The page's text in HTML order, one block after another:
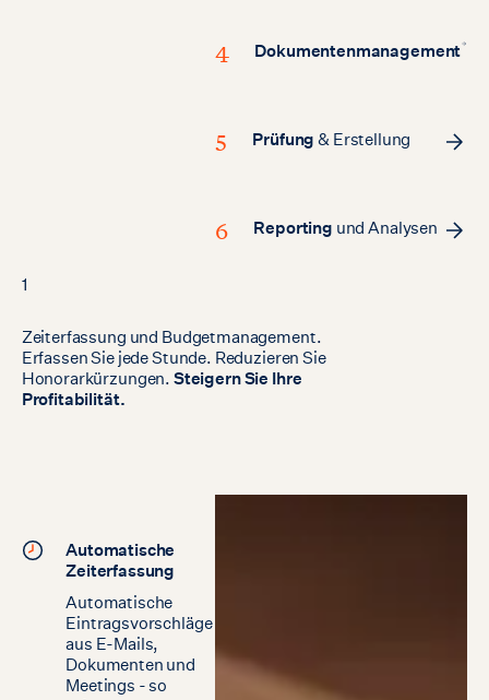
4 Dokumentenmanagement
5 Prüfung & Erstellung
6 Reporting und Analysen
1
Zeiterfassung und Budgetmanagement.
ErfassenSie jedeStunde. Reduzieren Sie
Honorarkürzungen. SteigernSie Ihre
Profitabilität.
Automatische
Zeiterfassung
Automatische
Eintragsvorschläge
aus E-Mails,
Dokumenten und
Meetings - so